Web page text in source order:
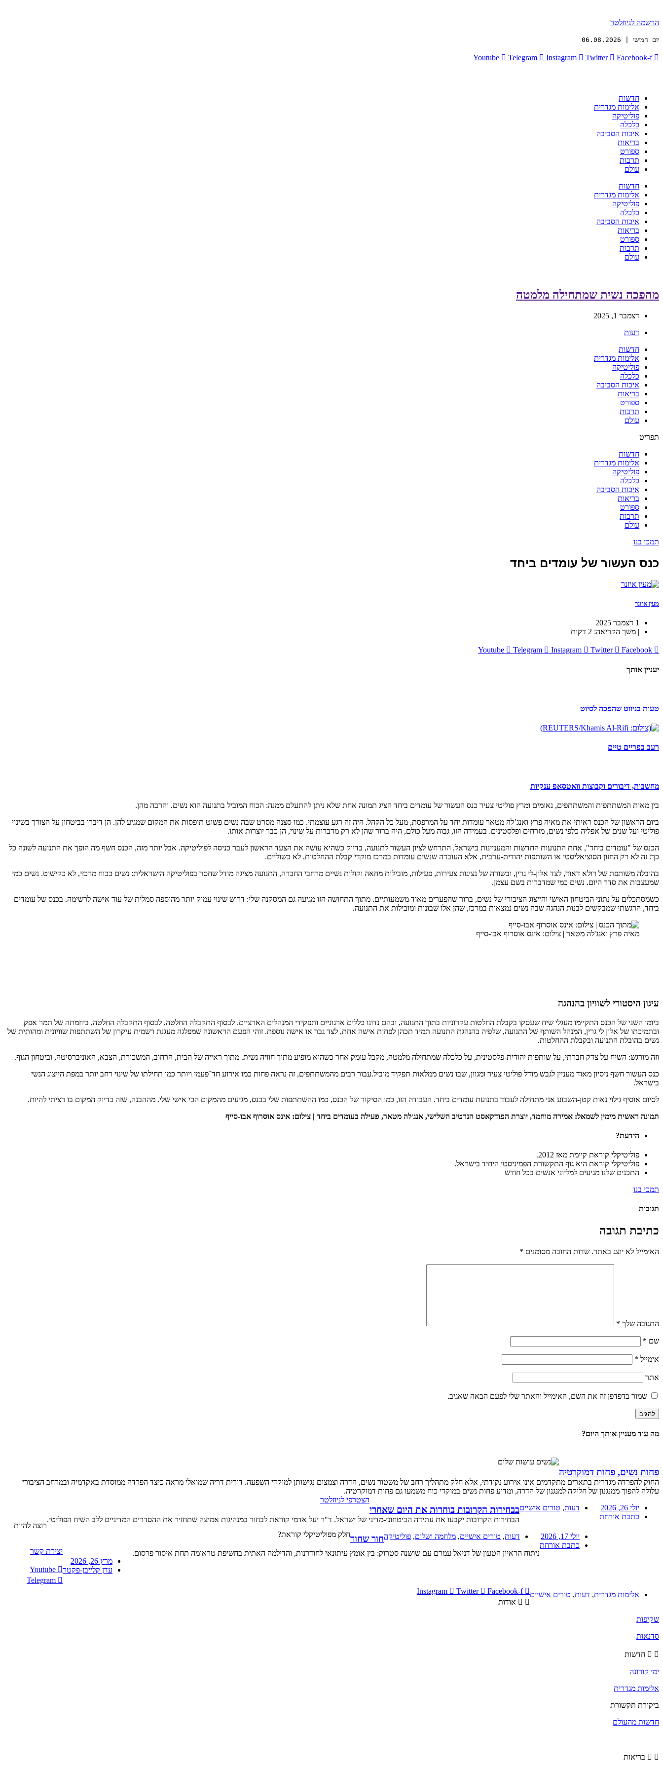
הרשמה לניוזלטר
יום חמישי | 06.08.2026
Youtube Telegram Instagram Twitter Facebook-f
חדשות
אלימות מגדרית
פוליטיקה
כלכלה
איכות הסביבה
בריאות
ספורט
תרבות
עולם
חדשות
אלימות מגדרית
פוליטיקה
כלכלה
איכות הסביבה
בריאות
ספורט
תרבות
עולם
מהפכה נשית שמתחילה מלמטה
דצמבר 1, 2025
דעות
חדשות
אלימות מגדרית
פוליטיקה
כלכלה
איכות הסביבה
בריאות
ספורט
תרבות
עולם
תפריט
חדשות
אלימות מגדרית
פוליטיקה
כלכלה
איכות הסביבה
בריאות
ספורט
תרבות
עולם
תמכי בנו
כנס העשור של עומדים ביחד
מעין איזנר
1 דצמבר 2025
| משך הקריאה: 2 דקות
Youtube Telegram Instagram Twitter Facebook
יעניין אותך
טעות בניווט שהפכה לסיוט
רעב בפריים טיים
מחשבות, דיבורים וקבוצות וואטסאפ ענקיות
בין מאות המשתתפות והמשתתפים, נאומים ומרץ פוליטי צעיר כנס העשור של עומדים ביחד הציג תמונה אחת שלא ניתן להתעלם ממנה: הכוח המוביל בתנועה הוא נשים. והרבה מהן.
ביום הראשון של הכנס ראיתי את מאיה פרץ ואנג’לה מטאר עומדות יחד על המרפסת, מעל כל הקהל. היה זה רגע עוצמתי. כמו סצנה מסרט שבה נשים פשוט תופסות את המקום שמגיע להן. הן דיברו בביטחון על הצורך בשינוי
פוליטי ועל שנים של אפליה כלפי נשים, מזרחים ופלסטינים. בעמידה הזו, גבוה מעל כולם, היה ברור שהן לא רק מדברות על שינוי, הן כבר יוצרות אותו.
הכנס של "עומדים ביחד", אחת התנועות החדשות והמעניינות בישראל, התרחש לציון העשור לתנועה, בדיוק כשהיא עושה את הצעד הראשון לעבר כניסה לפוליטיקה. אבל יותר מזה, הכנס חשף מה הופך את התנועה לשונה כל
כך: זה לא רק החזון הסוציאליסטי או השותפות יהודית-ערבית, אלא העובדה שנשים עומדות במרכז מוקדי קבלת ההחלטות, לא בשוליים.
בהובלה משותפת של רולא דאוד, לצד אלון-לי גרין, ובשורה של נציגות צעירות, פעילות, מובילות מחאה וקולות נשיים מרחבי החברה, התנועה מציגה מודל שחסר בפוליטיקה הישראלית: נשים ככוח מרכזי, לא כקישוט. נשים כמי
שמעצבות את סדר היום. נשים כמי שמדברות בשם עצמן.
כשמסתכלים על נתוני הביטחון האישי והייצוג הציבורי של נשים, ברור שהפערים מאוד משמעותיים. מתוך התחושה הזו מגיעה גם המסקנה שלי: דרוש שינוי עמוק יותר מהוספה סמלית של עוד אישה לרשימה. בכנס של עומדים
ביחד, הרגשתי שמבקשים לבנות הנהגה שבה נשים נמצאות במרכז, שהן אלו שבונות ומובילות את התנועה.
מאיה פרץ ואנג'לה מטאר | צילום: אינס אוסרוף אבו-סייף
עיגון היסטורי לשוויון בהנהגה
ביומו השני של הכנס התקיימו מעגלי שיח שעסקו בקבלת החלטות עקרוניות בתוך התנועה, ובהם נדונו כללים ארגוניים ותפקידי המנהלים הארציים. לבסוף התקבלה החלטה, לבסוף התקבלה החלטה, ביוזמתה של תמר אפק
ובתמיכתו של אלון לי גרין, המנהל השותף של התנועה, שלפיה בהנהגת התנועה תמיד תכהן לפחות אישה אחת, לצד גבר או אישה נוספת. זוהי הפעם הראשונה שמפלגה מעגנת רשמית עיקרון של השתתפות שוויונית ומהותית של
נשים בהובלת התנועה ובקבלת ההחלטות.
וזה מורגש: השיח על צדק חברתי, על שותפות יהודית-פלסטינית, על כלכלה שמתחילה מלמטה, מקבל עומק אחר כשהוא מופיע מתוך חוויה נשית. מתוך ראייה של הבית, הרחוב, המשכורת, הצבא, האוניברסיטה, וביטחון הגוף.
כנס העשור חשף ניסיון מאוד מעניין לגבש מודל פוליטי צעיר ומגוון, שבו נשים ממלאות תפקיד מוביל.עבור רבים מהמשתתפים, זה נראה פחות כמו אירוע חד־פעמי ויותר כמו תחילתו של שינוי רחב יותר במפת הייצוג הנשי
בישראל.
לסיום אוסיף גילוי נאות קטן-השבוע אני מתחילה לעבוד בתנועת עומדים ביחד. העבודה הזו, כמו הסיקור של הכנס, כמו ההשתתפות שלי בכנס, מגיעים מהמקום הכי אישי שלי. מההבנה, שזה בדיוק המקום בו רציתי להיות.
תמונה ראשית מימין לשמאל: אמירה מוחמד, יוצרת הפודקאסט הנרטיב השלישי, אנג׳לה מטאר, פעילה בעומדים ביחד | צילום: אינס אוסרוף אבו-סייף
הידעת?
פוליטיקלי קוראת קיימת מאז 2012.
פוליטיקלי קוראת היא גוף התקשורת הפמיניסטי היחיד בישראל.
התכנים שלנו מגיעים למליוני אנשים בכל חודש
תמכי בנו
תגובות
כתיבת תגובה
האימייל לא יוצג באתר. שדות החובה מסומנים *
התגובה שלך *
שם *
אימייל *
אתר
שמור בדפדפן זה את השם, האימייל והאתר שלי לפעם הבאה שאגיב.
מה עוד מעניין אותך היום?
פחות נשים, פחות דמוקרטיה
החוק להפרדה מגדרית בתארים מתקדמים אינו אירוע נקודתי, אלא חלק מתהליך רחב של משטור נשים, הדרה וצמצום נגישותן למוקדי השפעה. דורית דריה שמואלי מראה כיצד הפרדה ממוסדת באקדמיה ובמרחב הציבורי
עלולה להפוך ממנגנון של חלוקה למנגנון של הדרה, ומדוע פחות נשים במוקדי כוח משמעו גם פחות דמוקרטיה.
יולי 26, 2026
כתבת אורחת
דעות, טורים אישייםבבחירות הקרובות בוחרות את היום שאחרי
הבחירות הקרובות יקבעו את עתידה הביטחוני-מדיני של ישראל. ד"ר יעל אדמי קוראת לבחור במנהיגות אמיצה שתחזיר את ההסדרים המדיניים ללב השיח הפוליטי.
יולי 17, 2026
כתבת אורחת
דעות, טורים אישיים, מלחמה ושלום, פוליטיקהחור שחור
ניתוח הראיון הטעון של דניאל עמרם עם שושנה סטרוק: בין אומץ עיתונאי לחודרנות, והדילמה האתית בחשיפת טראומה תחת איסור פרסום.
מרץ 26, 2026
עדן קלייבן-פקטר
אלימות מגדרית, דעות, טורים אישיים
הצטרפי לניוזלטר
רוצה להיות
חלק מפוליטיקלי קוראת?
יצירת קשר
Youtube
Telegram
Instagram
Twitter
Facebook-f
אודות
שקיפות
סדנאות
חדשות
ימי קורונה
אלימות מגדרית
ביקורת תקשורת
חדשות מהעולם
בריאות